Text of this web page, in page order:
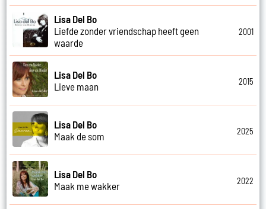
Lisa Del Bo
Liefde zonder vriendschap heeft geen
waarde
2001
Lisa Del Bo
Lieve maan
2015
Lisa Del Bo
Maak de som
2025
Lisa Del Bo
Maak me wakker
2022